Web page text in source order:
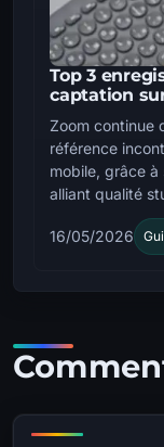
Top 3
captation
Zoom continue
référence
mobile, grâce à
alliant qualité
16/05/2026